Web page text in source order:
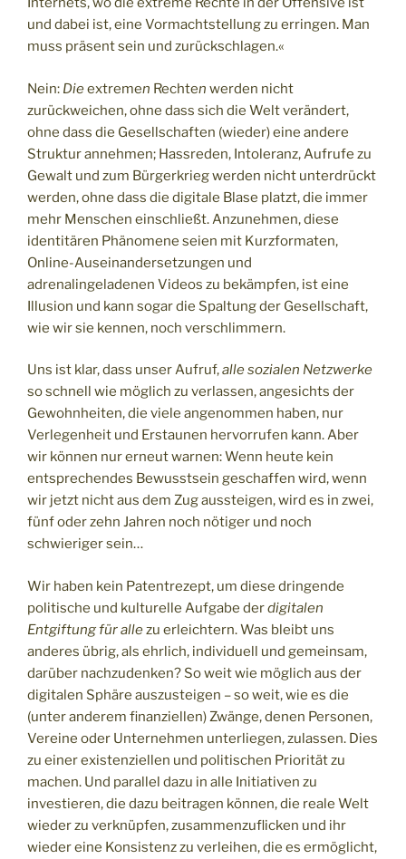
und dabei ist, eine Vormachtstellung zu erringen. Man
muss präsent sein und zurückschlagen.«
Nein: Dieextremen Rechten werden nicht
zurückweichen, ohne dass sich die Welt verändert,
ohne dass die Gesellschaften (wieder) eine andere
Struktur annehmen; Hassreden, Intoleranz, Aufrufe zu
Gewalt und zum Bürgerkrieg werden nicht unterdrückt
werden, ohne dass die digitale Blase platzt, die immer
mehr Menschen einschließt. Anzunehmen, diese
identitären Phänomene seien mit Kurzformaten,
Online-Auseinandersetzungen und
adrenalingeladenen Videos zu bekämpfen, ist eine
Illusion und kann sogar die Spaltung der Gesellschaft,
wie wir sie kennen, noch verschlimmern.
Uns ist klar, dass unser Aufruf,alle sozialen Netzwerke
so schnell wie möglich zu verlassen, angesichts der
Gewohnheiten, die viele angenommen haben, nur
Verlegenheit und Erstaunen hervorrufen kann. Aber
wir können nur erneut warnen: Wenn heute kein
entsprechendes Bewusstsein geschaffen wird, wenn
wir jetzt nicht aus dem Zug aussteigen, wird es in zwei,
fünf oder zehn Jahren noch nötiger und noch
schwieriger sein…
Wir haben kein Patentrezept, um diese dringende
politische und kulturelle Aufgabe derdigitalen
Entgiftung für allezu erleichtern. Was bleibt uns
anderes übrig, als ehrlich, individuell und gemeinsam,
darüber nachzudenken? So weit wie möglich aus der
digitalen Sphäre auszusteigen – so weit, wie es die
(unter anderem finanziellen) Zwänge, denen Personen,
Vereine oder Unternehmen unterliegen, zulassen. Dies
zu einer existenziellen und politischen Priorität zu
machen. Und parallel dazu in alle Initiativen zu
investieren, die dazu beitragen können, die reale Welt
wieder zu verknüpfen, zusammenzuflicken und ihr
wieder eine Konsistenz zu verleihen, die es ermöglicht,